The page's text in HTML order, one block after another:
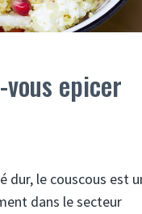
epicer
dur, le couscous est
dans le secteur